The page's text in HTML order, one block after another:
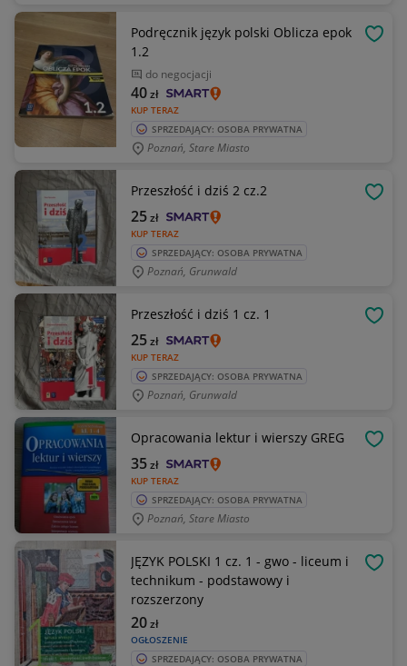
Podręcznik język polski Oblicza epok
1.2
do negocjacji
KUP TERAZ
40zł
SPRZEDAJĄCY: OSOBA PRYWATNA
Poznań, Stare Miasto
Przeszłość i dziś 2 cz.2
KUP TERAZ
25zł
SPRZEDAJĄCY: OSOBA PRYWATNA
Poznań, Grunwald
Przeszłość i dziś 1 cz. 1
KUP TERAZ
25zł
SPRZEDAJĄCY: OSOBA PRYWATNA
Poznań, Grunwald
Opracowania lektur i wierszy GREG
KUP TERAZ
35zł
SPRZEDAJĄCY: OSOBA PRYWATNA
Poznań, Stare Miasto
JĘZYK POLSKI 1 cz. 1 - gwo - liceum i
technikum - podstawowy i
rozszerzony
OGŁOSZENIE
20zł
SPRZEDAJĄCY: OSOBA PRYWATNA